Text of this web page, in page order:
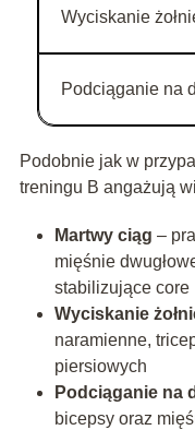
Wyciskanie
Podciąganie na
Podobnie jak w
treningu B angażują
Martwy ciąg –
mięśnie
stabilizujące core
Wyciskanie
naramienne,
piersiowych
Podciąganie na
bicepsy oraz